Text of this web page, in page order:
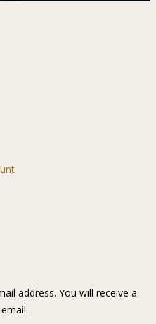
address. You will receive a